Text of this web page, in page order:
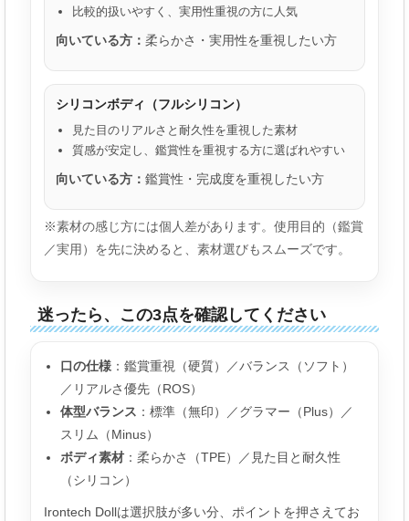
比較的扱いやすく、実用性重視の方に人気
向いている方： 柔らかさ・実用性を重視したい方
シリコンボディ（フルシリコン）
見た目のリアルさと耐久性を重視した素材
質感が安定し、鑑賞性を重視する方に選ばれやすい
向いている方： 鑑賞性・完成度を重視したい方
※素材の感じ方には個人差があります。使用目的（鑑賞
／実用）を先に決めると、素材選びもスムーズです。
迷ったら、この3点を確認してください
口の仕様 ：鑑賞重視（硬質）／バランス（ソフト）
／リアルさ優先（ROS）
体型バランス ：標準（無印）／グラマー（Plus）／
スリム（Minus）
ボディ素材 ：柔らかさ（TPE）／見た目と耐久性
（シリコン）
Irontech Dollは選択肢が多い分、ポイントを押さえてお